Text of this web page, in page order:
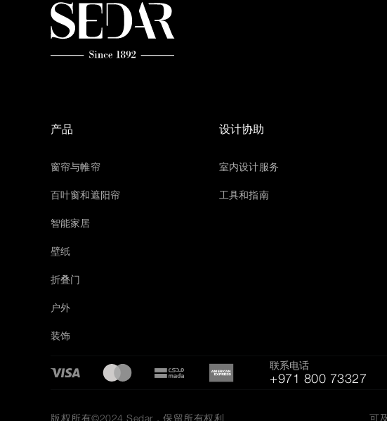
产品
窗帘与帷帘
百叶窗和遮阳帘
智能家居
壁纸
折叠门
户外
装饰
设计协助
室内设计服务
工具和指南
联系电话
+971 800 73327
版权所有©2024 Sedar，保留所有权利 可